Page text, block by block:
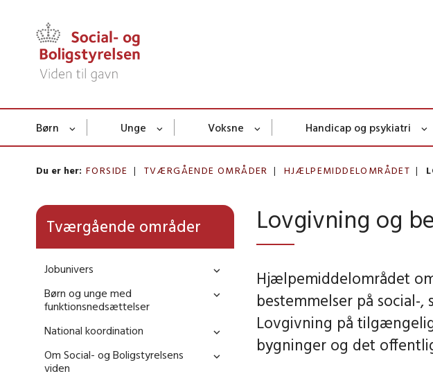
Børn Unge Voksne Handicap og psykiatri
Du er her: FORSIDE TVÆRGÅENDE OMRÅDER HJÆLPEMIDDELOMRÅDET
Tværgående områder
Jobunivers
Børn og unge med
funktionsnedsættelser
National koordination
Om Social- og Boligstyrelsens
viden
Lovgivning og
Hjælpemiddelområdet
bestemmelser på social-
Lovgivning på
bygninger og det